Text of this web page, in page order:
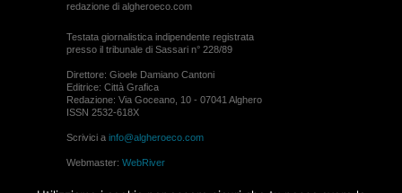
redazione di algheroeco.com
Testata giornalistica indipendente registrata
presso il tribunale di Sassari n° 228/89
Direttore: Gioele Damiano Cantoni
Editrice: Città Grafica
Redazione: Via Goceano, 10 - 07041 Alghero
ISSN 2532-618X
Scrivici a info@algheroeco.com
Webmaster: WebRiver